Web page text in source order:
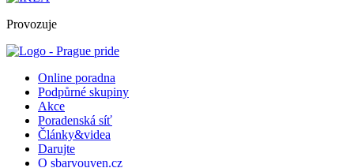
Provozuje
Online poradna
Podpůrné skupiny
Akce
Poradenská síť
Články&videa
Darujte
O sbarvouven.cz